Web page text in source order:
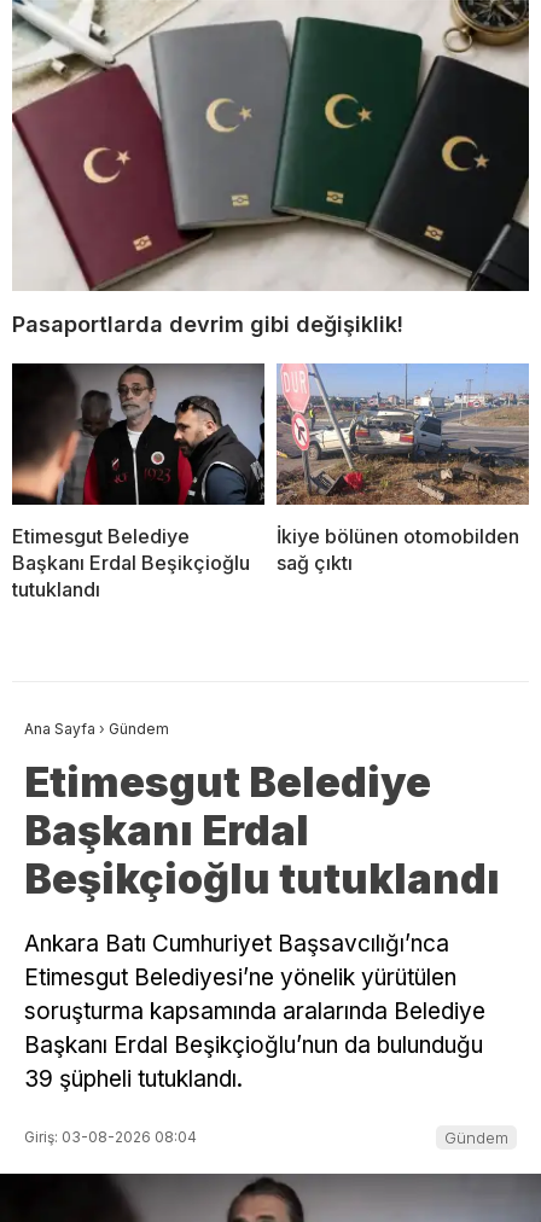
Pasaportlarda devrim gibi değişiklik!
Etimesgut Belediye
Başkanı Erdal Beşikçioğlu
tutuklandı
İkiye bölünen otomobilden
sağ çıktı
Ana Sayfa › Gündem
Etimesgut Belediye
Başkanı Erdal
Beşikçioğlu tutuklandı
Ankara Batı Cumhuriyet Başsavcılığı’nca
Etimesgut Belediyesi’ne yönelik yürütülen
soruşturma kapsamında aralarında Belediye
Başkanı Erdal Beşikçioğlu’nun da bulunduğu
39 şüpheli tutuklandı.
Giriş: 03-08-2026 08:04 Gündem